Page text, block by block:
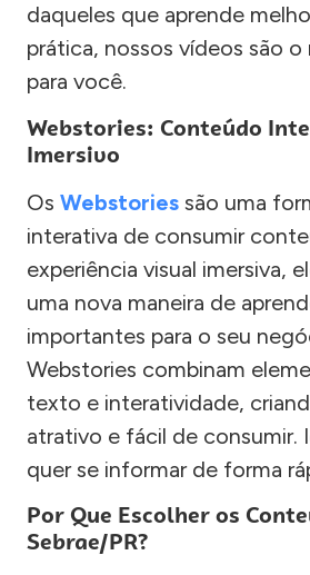
daqueles que aprende
prática, nossos vídeos são o
para você.
Webstories: Conteúdo
Imersivo
Os Webstories são uma
interativa de consumir
experiência visual imersiva,
uma nova maneira de
importantes para o seu
Webstories combinam
texto e interatividade,
atrativo e fácil de consumir.
quer se informar de forma
Por Que Escolher os
Sebrae/PR?